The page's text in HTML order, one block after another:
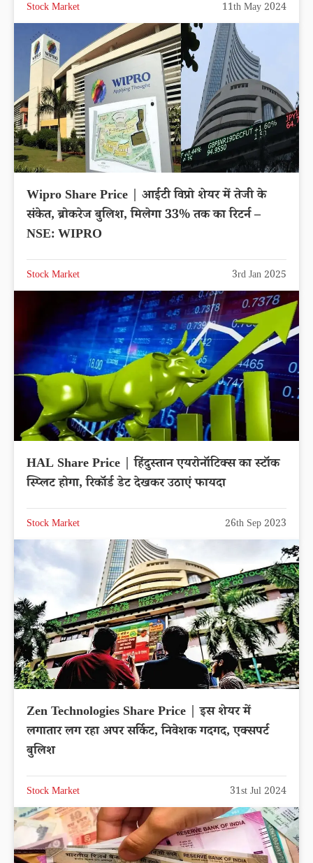
Stock Market 11th May 2024
Wipro Share Price | आईटी विप्रो शेयर में तेजी के
संकेत, ब्रोकरेज बुलिश, मिलेगा 33% तक का रिटर्न –
NSE: WIPRO
Stock Market 3rd Jan 2025
HAL Share Price | हिंदुस्तान एयरोनॉटिक्स का स्टॉक
स्प्लिट होगा, रिकॉर्ड डेट देखकर उठाएं फायदा
Stock Market 26th Sep 2023
Zen Technologies Share Price | इस शेयर में
लगातार लग रहा अपर सर्किट, निवेशक गदगद, एक्सपर्ट
बुलिश
Stock Market 31st Jul 2024